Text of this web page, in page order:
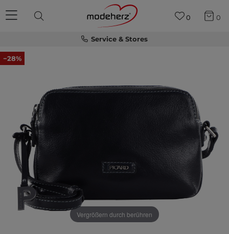
Service & Stores
0 0
−28%
Vergrößern durch berühren